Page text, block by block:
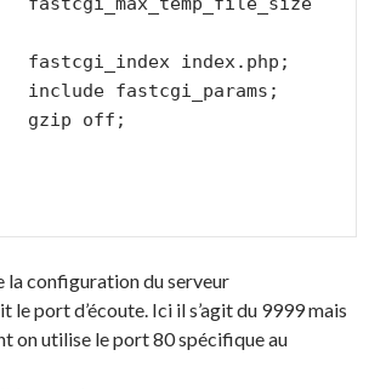
la configuration du serveur
le port d’écoute. Ici il s’agit du 9999 mais
on utilise le port 80 spécifique au